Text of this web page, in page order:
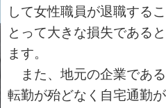
して女性職員が退職する
とって大きな損失である
ます。
また、地元の企業であ
転勤が殆どなく自宅通勤